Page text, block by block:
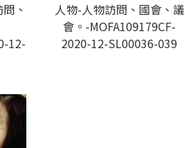
、
12-
人物-人物訪問、國會、議
會。-MOFA109179CF-
2020-12-SL00036-039